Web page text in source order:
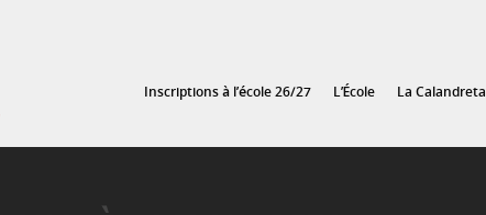
Inscriptions à l’école 26/27 L’École La Calandreta